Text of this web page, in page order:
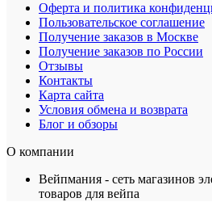
Оферта и политика
Пользовательское соглашение
Получение заказов в Москве
Получение заказов по России
Отзывы
Контакты
Карта сайта
Условия обмена и возврата
Блог и обзоры
О компании
Вейпмания - сеть магазинов
товаров для вейпа